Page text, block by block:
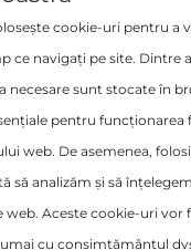
HOME S.R.L.
2 , Blvd-ul
J40/
cookie-uri pentru a
ce navigați pe site. Dintre
necesare sunt stocate în
pentru
web. De asemenea,
să analizăm și să
web. Aceste cookie-uri vor
cu consimțământul